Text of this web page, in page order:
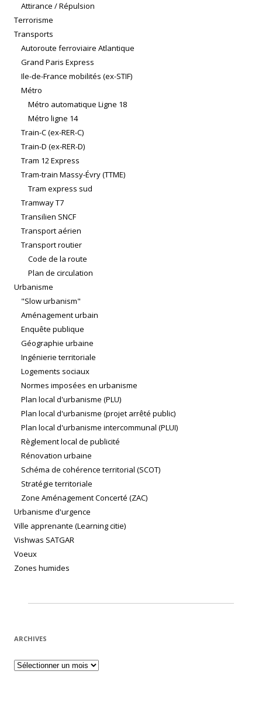
Attirance / Répulsion
Terrorisme
Transports
Autoroute ferroviaire Atlantique
Grand Paris Express
Ile-de-France mobilités (ex-STIF)
Métro
Métro automatique Ligne 18
Métro ligne 14
Train-C (ex-RER-C)
Train-D (ex-RER-D)
Tram 12 Express
Tram-train Massy-Évry (TTME)
Tram express sud
Tramway T7
Transilien SNCF
Transport aérien
Transport routier
Code de la route
Plan de circulation
Urbanisme
"Slow urbanism"
Aménagement urbain
Enquête publique
Géographie urbaine
Ingénierie territoriale
Logements sociaux
Normes imposées en urbanisme
Plan local d'urbanisme (PLU)
Plan local d'urbanisme (projet arrêté public)
Plan local d'urbanisme intercommunal (PLUI)
Règlement local de publicité
Rénovation urbaine
Schéma de cohérence territorial (SCOT)
Stratégie territoriale
Zone Aménagement Concerté (ZAC)
Urbanisme d'urgence
Ville apprenante (Learning citie)
Vishwas SATGAR
Voeux
Zones humides
ARCHIVES
Archives